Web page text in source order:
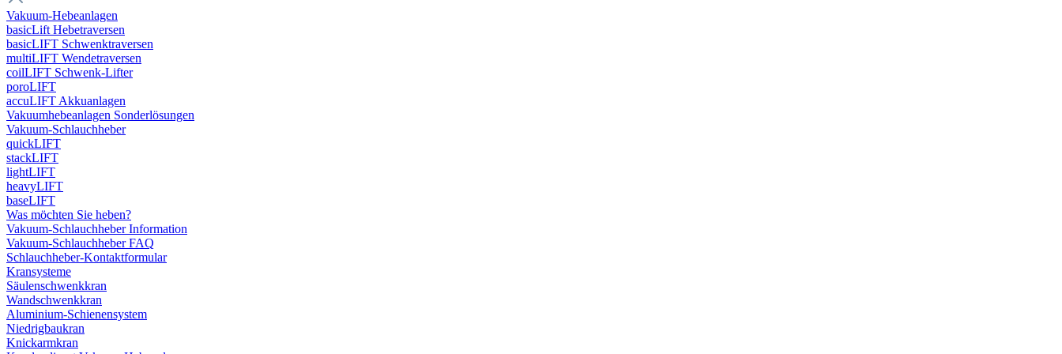
Vakuum-Hebeanlagen
basicLift Hebetraversen
basicLIFT Schwenktraversen
multiLIFT Wendetraversen
coilLIFT Schwenk-Lifter
poroLIFT
accuLIFT Akkuanlagen
Vakuumhebeanlagen Sonderlösungen
Vakuum-Schlauchheber
quickLIFT
stackLIFT
lightLIFT
heavyLIFT
baseLIFT
Was möchten Sie heben?
Vakuum-Schlauchheber Information
Vakuum-Schlauchheber FAQ
Schlauchheber-Kontaktformular
Kransysteme
Säulenschwenkkran
Wandschwenkkran
Aluminium-Schienensystem
Niedrigbaukran
Knickarmkran